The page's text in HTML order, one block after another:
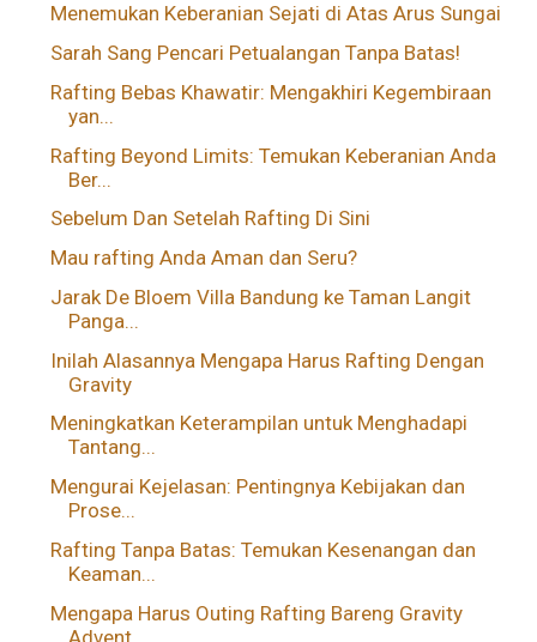
Menemukan Keberanian Sejati di Atas Arus Sungai
Sarah Sang Pencari Petualangan Tanpa Batas!
Rafting Bebas Khawatir: Mengakhiri Kegembiraan
yan...
Rafting Beyond Limits: Temukan Keberanian Anda
Ber...
Sebelum Dan Setelah Rafting Di Sini
Mau rafting Anda Aman dan Seru?
Jarak De Bloem Villa Bandung ke Taman Langit
Panga...
Inilah Alasannya Mengapa Harus Rafting Dengan
Gravity
Meningkatkan Keterampilan untuk Menghadapi
Tantang...
Mengurai Kejelasan: Pentingnya Kebijakan dan
Prose...
Rafting Tanpa Batas: Temukan Kesenangan dan
Keaman...
Mengapa Harus Outing Rafting Bareng Gravity
Advent...